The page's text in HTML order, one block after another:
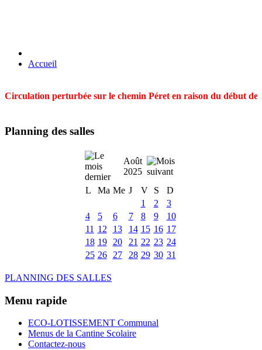
Accueil
Circulation perturbée sur le chemin Péret en raison du début
Planning des salles
Août
2025
L
Ma Me J V S
D
1
2
3
4
5 6 7 8 9
10
11 12 13 14 15 16 17
18 19 20 21 22 23 24
25 26 27 28 29 30 31
PLANNING DES SALLES
Menu rapide
ECO-LOTISSEMENT Communal
Menus de la Cantine Scolaire
Contactez-nous